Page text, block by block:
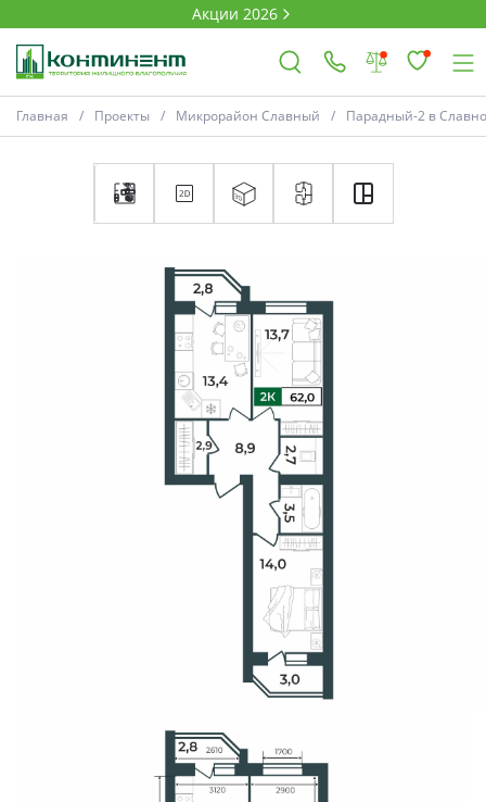
Акции 2026
Выбор недвижимости
Главная Проекты Микрорайон Славный Парадный-2 в